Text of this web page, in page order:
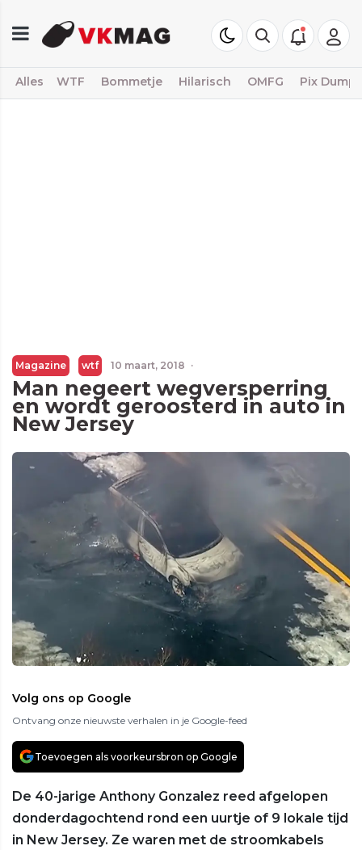
Alles WTF Bommetje Hilarisch OMFG Pix Dump
Magazine wtf 10 maart, 2018 ·
Man negeert wegversperring
en wordt geroosterd in auto in
New Jersey
Volg ons op Google
Ontvang onze nieuwste verhalen in je Google-feed
Toevoegen als voorkeursbron op Google
De 40-jarige Anthony Gonzalez reed afgelopen
donderdagochtend rond een uurtje of 9 lokale tijd
in New Jersey. Ze waren met de stroomkabels